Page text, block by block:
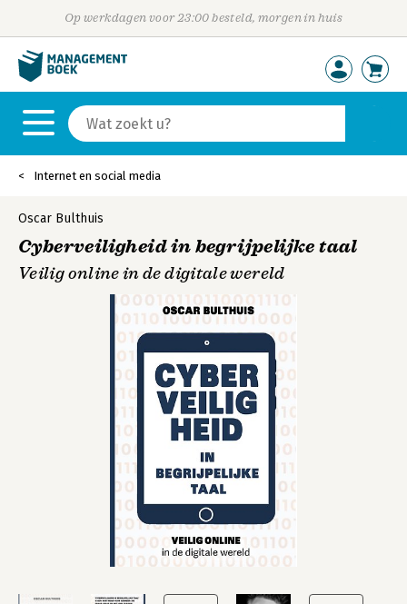
Op werkdagen voor 23:00 besteld, morgen in huis
Internet en social media
Oscar Bulthuis
Cyberveiligheid in begrijpelijke taal
Veilig online in de digitale wereld